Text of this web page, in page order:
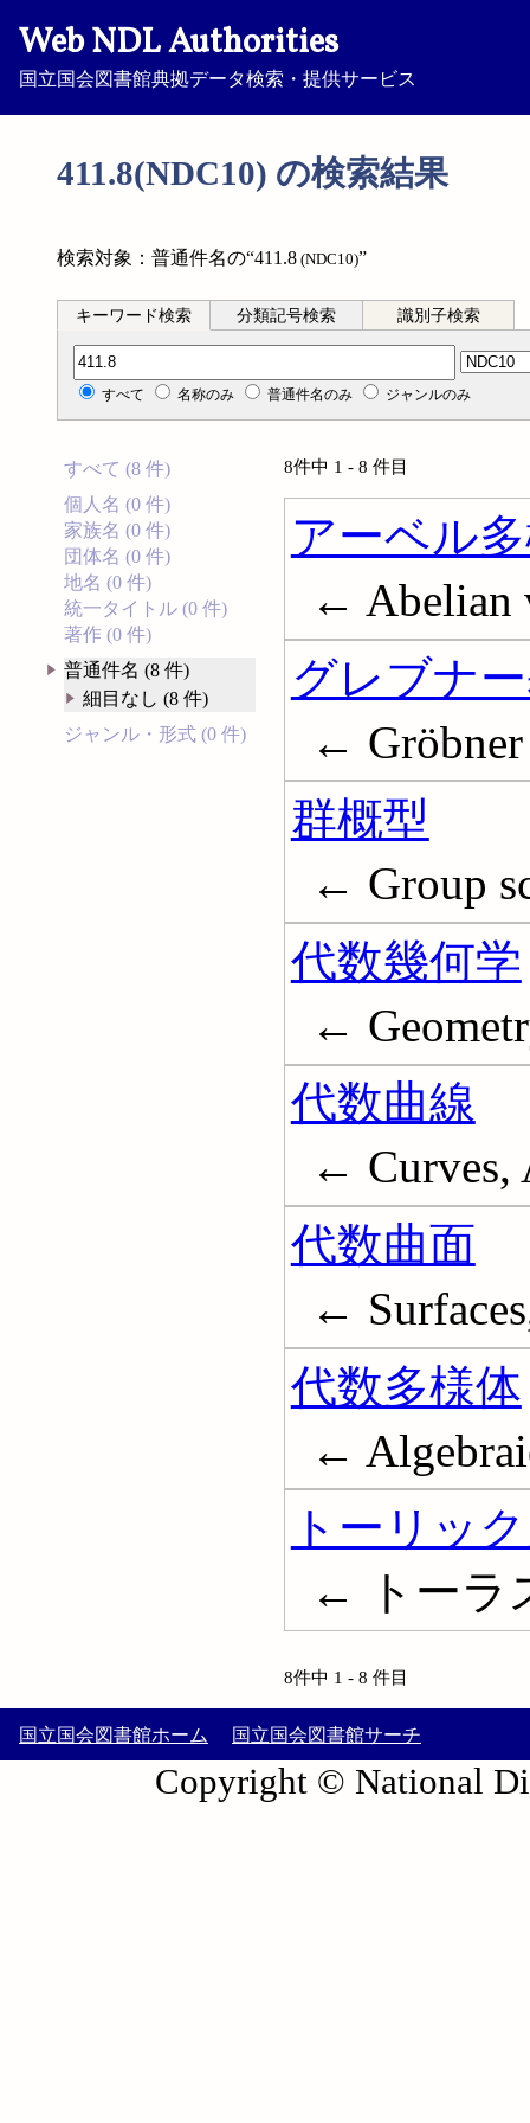
Web NDL Authorities
国立国会図書館典拠データ検索・提供サービス
411.8(NDC10) の検索結果
検索対象：普通件名の“411.8 (NDC10)”
キーワード検索 分類記号検索 識別子検索
分類記号検索
すべて 名称のみ 普通件名のみ ジャンルのみ
すべて (8 件)
個人名 (0 件)
家族名 (0 件)
団体名 (0 件)
地名 (0 件)
統一タイトル (0 件)
著作 (0 件)
普通件名 (8 件)
細目なし (8 件)
ジャンル・形式 (0 件)
8件中 1 - 8 件目
アーベル
← Abelian
グレブナ
← Gröbner
群概型
← Group
代数幾何学
←
代数曲線
← Curves,
代数曲面
←
代数多様体
←
トーリッ
← トーラ
8件中 1 - 8 件目
国立国会図書館ホーム 国立国会図書館サーチ
Copyright © National